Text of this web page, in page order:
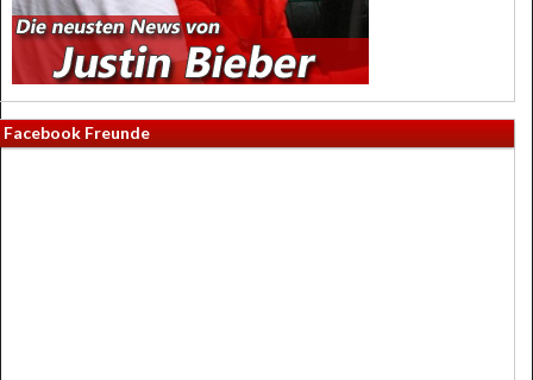
Facebook Freunde